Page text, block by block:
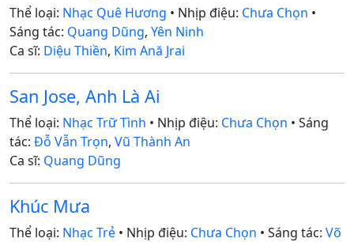
Thể loại: Nhạc Quê Hương • Nhịp điệu: Chưa Chọn •
Sáng tác: Quang Dũng, Yên Ninh
Ca sĩ: Diệu Thiền, Kim Ană Jrai
San Jose, Anh Là Ai
Thể loại: Nhạc Trữ Tình • Nhịp điệu: Chưa Chọn • Sáng
tác: Đỗ Vẫn Trọn, Vũ Thành An
Ca sĩ: Quang Dũng
Khúc Mưa
Thể loại: Nhạc Trẻ • Nhịp điệu: Chưa Chọn • Sáng tác: Võ